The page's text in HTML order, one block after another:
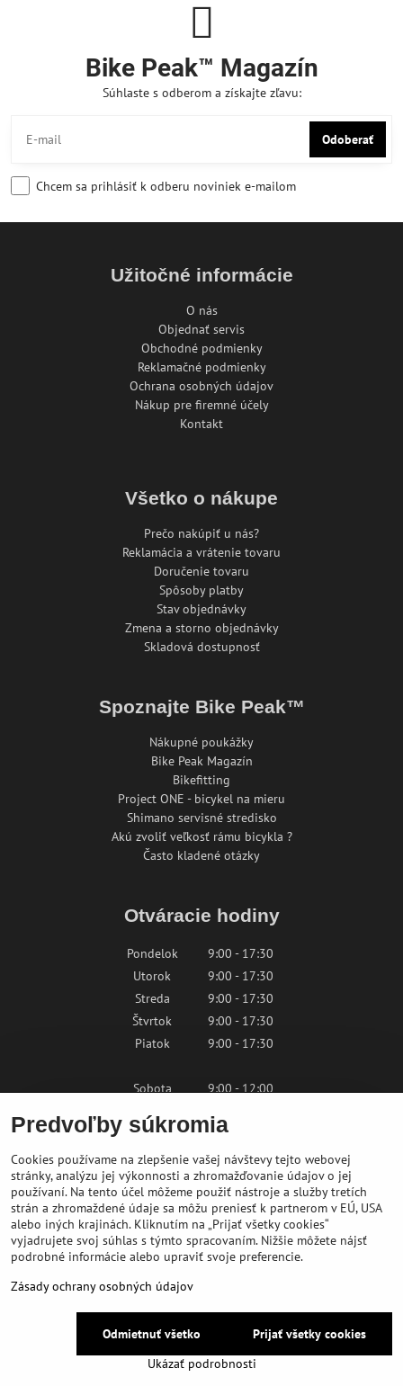
Bike Peak™ Magazín
Súhlaste s odberom a získajte zľavu:
Odoberať
Chcem sa prihlásiť k odberu noviniek e-mailom
Užitočné informácie
O nás
Objednať servis
Obchodné podmienky
Reklamačné podmienky
Ochrana osobných údajov
Nákup pre firemné účely
Kontakt
Všetko o nákupe
Prečo nakúpiť u nás?
Reklamácia a vrátenie tovaru
Doručenie tovaru
Spôsoby platby
Stav objednávky
Zmena a storno objednávky
Skladová dostupnosť
Spoznajte Bike Peak™
Nákupné poukážky
Bike Peak Magazín
Bikefitting
Project ONE - bicykel na mieru
Shimano servisné stredisko
Akú zvoliť veľkosť rámu bicykla ?
Často kladené otázky
Otváracie hodiny
Pondelok
9:00 - 17:30
Utorok
9:00 - 17:30
Streda
9:00 - 17:30
Štvrtok
9:00 - 17:30
Piatok
9:00 - 17:30
Sobota
9:00 - 12:00
Kontaktujte nás
shop@bikepeak.sk
+421 46 549 23 32
Navigovať do predajne
© 2026 BIKE PEAK
Zásady ochrany osobných údajov
Vytvorené pomocou:BiznisWeb.sk
Predvoľby súkromia
Cookies používame na zlepšenie vašej návštevy tejto webovej
stránky, analýzu jej výkonnosti a zhromažďovanie údajov o jej
používaní. Na tento účel môžeme použiť nástroje a služby tretích
strán a zhromaždené údaje sa môžu preniesť k partnerom v EÚ, USA
alebo iných krajinách. Kliknutím na „Prijať všetky cookies“
vyjadrujete svoj súhlas s týmto spracovaním. Nižšie môžete nájsť
podrobné informácie alebo upraviť svoje preferencie.
Zásady ochrany osobných údajov
Ukázať podrobnosti
Prijať všetky cookies
Odmietnuť všetko